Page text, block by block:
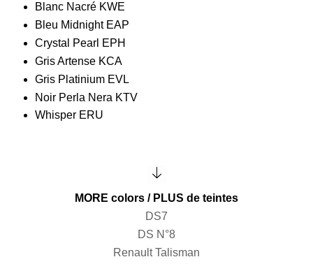
Blanc Nacré KWE
Bleu Midnight EAP
Crystal Pearl EPH
Gris Artense KCA
Gris Platinium EVL
Noir Perla Nera KTV
Whisper ERU
MORE colors / PLUS de teintes
DS7
DS N°8
Renault Talisman